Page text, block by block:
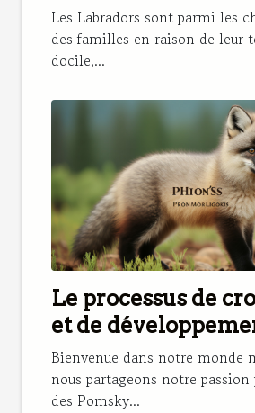
Les Labradors sont parmi les
des familles en raison de leur
docile,...
Le processus de
et de
Pomsky dans
Bienvenue dans notre monde
nous partageons notre passion
des Pomsky...